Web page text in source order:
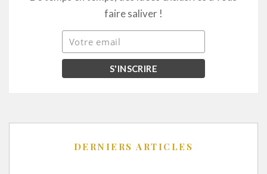
faire saliver !
DERNIERS ARTICLES